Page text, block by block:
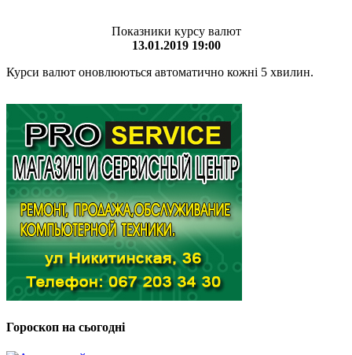
Показники курсу валют
13.01.2019 19:00
Курси валют оновлюються автоматично кожні 5 хвилин.
Гороскоп на сьогодні